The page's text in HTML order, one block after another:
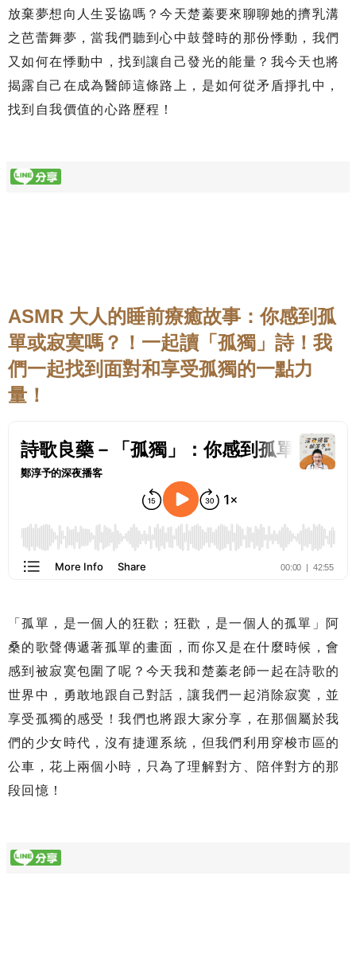
放棄夢想向人生妥協嗎？今天楚蓁要來聊聊她的擠乳溝
之芭蕾舞夢，當我們聽到心中鼓聲時的那份悸動，我們
又如何在悸動中，找到讓自己發光的能量？我今天也將
揭露自己在成為醫師這條路上，是如何從矛盾掙扎中，
找到自我價值的心路歷程！
ASMR 大人的睡前療癒故事：你感到孤
單或寂寞嗎？！一起讀「孤獨」詩！我
們一起找到面對和享受孤獨的一點力
量！
「孤單，是一個人的狂歡；狂歡，是一個人的孤單」阿
桑的歌聲傳遞著孤單的畫面，而你又是在什麼時候，會
感到被寂寞包圍了呢？今天我和楚蓁老師一起在詩歌的
世界中，勇敢地跟自己對話，讓我們一起消除寂寞，並
享受孤獨的感受！我們也將跟大家分享，在那個屬於我
們的少女時代，沒有捷運系統，但我們利用穿梭市區的
公車，花上兩個小時，只為了理解對方、陪伴對方的那
段回憶！